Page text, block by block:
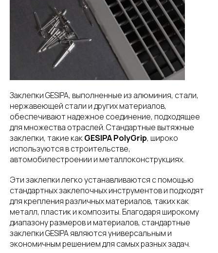
Заклепки GESIPA, выполненные из алюминия, стали,
нержавеющей стали и других материалов,
обеспечивают надежное соединение, подходящее
для множества отраслей. Стандартные вытяжные
заклепки, такие какGESIPA PolyGrip, широко
используются в строительстве,
автомобилестроении и металлоконструкциях.
Эти заклепки легко устанавливаются с помощью
стандартных заклепочных инструментов и подходят
для крепления различных материалов, таких как
металл, пластик и композиты. Благодаря широкому
диапазону размеров и материалов, стандартные
заклепки GESIPA являются универсальным и
экономичным решением для самых разных задач.